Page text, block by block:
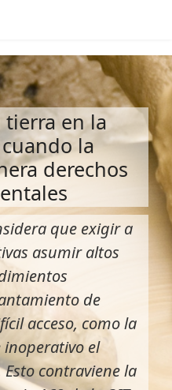
tierra en la
la
derechos
que exigir a
asumir altos
de
acceso, como la
inoperativo el
contraviene la